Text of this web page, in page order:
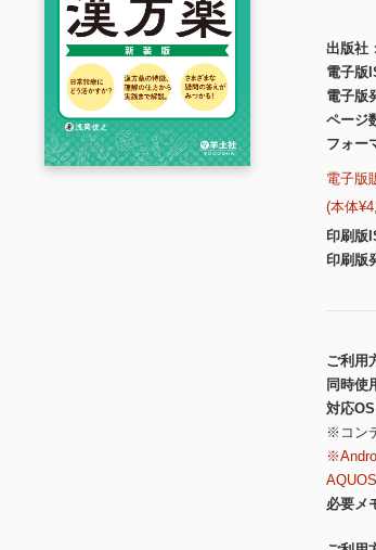
出版社
電子版
電子版
ページ
フォー
電子版
(本体
印刷版
印刷版
ご利用
同時使
対応OS
※コン
必要メ